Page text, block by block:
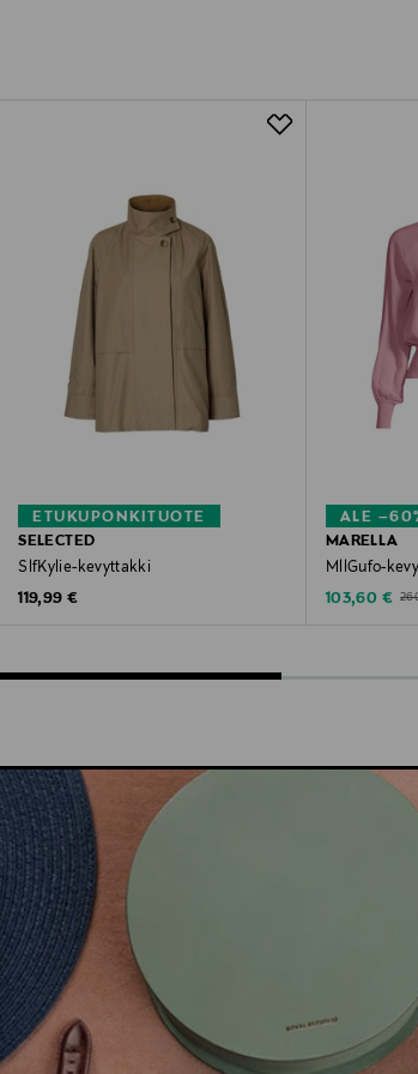
ETUKUPONKITUOTE
SELECTED
SlfKylie-kevyttakki
Original Price
119,99 €
ALE
MARELLA
MllGufo-
Discounted
103,60 €